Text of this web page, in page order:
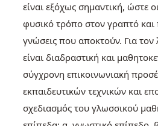
είναι εξόχως σημαντική, ώστε
φυσικό τρόπο στον γραπτό και
γνώσεις που αποκτούν. Για
είναι διαδραστική και
σύγχρονη επικοινωνιακή
εκπαιδευτικών τεχνικών και
σχεδιασμός του γλωσσικού